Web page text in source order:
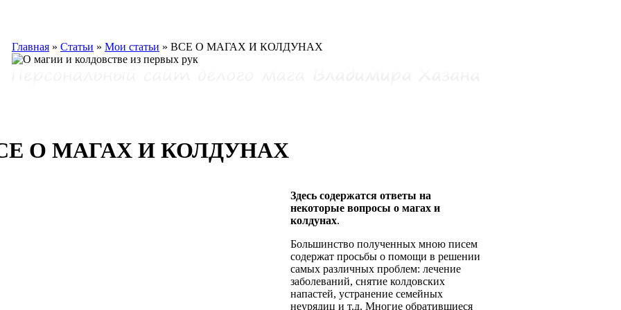
Главная » Статьи » Мои статьи » ВСЕ О МАГАХ И КОЛДУНАХ
О МАГАХ И КОЛДУНАХ
Здесь содержатся ответы на
некоторые вопросы о магах и
колдунах.
Большинство полученных мною писем
содержат просьбы о помощи в решении
самых различных проблем: лечение
заболеваний, снятие колдовских
напастей, устранение семейных
неурядиц и т.д. Многие обратившиеся